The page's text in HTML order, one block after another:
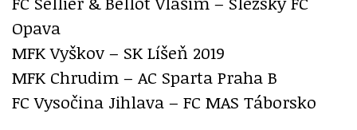
Opava
MFK Vyškov – SK Líšeň 2019
MFK Chrudim – AC Sparta Praha B
FC Vysočina Jihlava – FC MAS Táborsko